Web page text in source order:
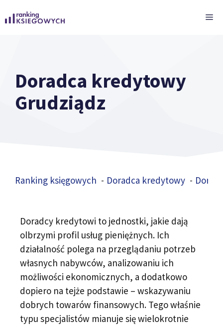
do
Doradca kredytowy
Grudziądz
Ranking księgowych Doradca kredytowy
Doradcy kredytowi to jednostki, jakie dają
olbrzymi profil usług pieniężnych. Ich
działalność polega na przeglądaniu potrzeb
własnych nabywców, analizowaniu ich
możliwości ekonomicznych, a dodatkowo
dopiero na tejże podstawie – wskazywaniu
dobrych towarów finansowych. Tego właśnie
typu specjalistów mianuje się wielokrotnie